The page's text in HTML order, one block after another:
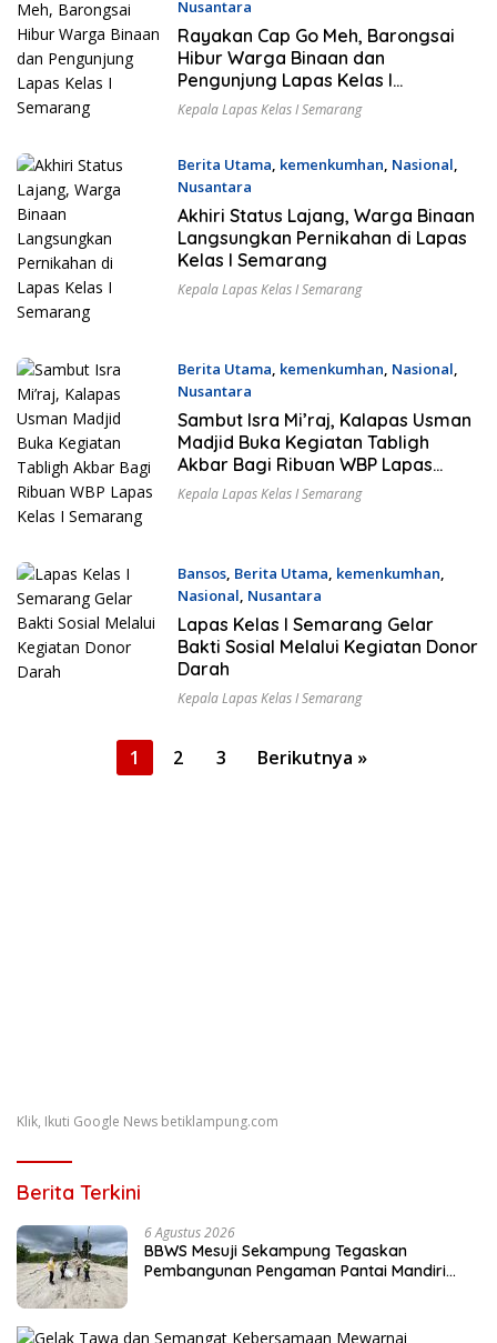
Nusantara
26 Februari 2024
Rayakan Cap Go Meh, Barongsai
Hibur Warga Binaan dan
Pengunjung Lapas Kelas I
Semarang
Kepala Lapas Kelas I Semarang
Berita Utama, kemenkumhan, Nasional,
Nusantara
24 Februari 2024
Akhiri Status Lajang, Warga Binaan
Langsungkan Pernikahan di Lapas
Kelas I Semarang
Kepala Lapas Kelas I Semarang
Berita Utama, kemenkumhan, Nasional,
Nusantara
7 Februari 2024
Sambut Isra Mi’raj, Kalapas Usman
Madjid Buka Kegiatan Tabligh
Akbar Bagi Ribuan WBP Lapas
Kelas I Semarang
Kepala Lapas Kelas I Semarang
Bansos, Berita Utama, kemenkumhan,
Nasional, Nusantara
30 Januari 2024
Lapas Kelas I Semarang Gelar
Bakti Sosial Melalui Kegiatan Donor
Darah
Kepala Lapas Kelas I Semarang
1 2 3 Berikutnya »
Klik, Ikuti Google News betiklampung.com
Berita Terkini
6 Agustus 2026
BBWS Mesuji Sekampung Tegaskan
Pembangunan Pengaman Pantai Mandiri